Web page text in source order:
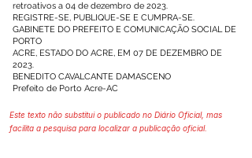
retroativos a 04 de dezembro de 2023.
REGISTRE-SE, PUBLIQUE-SE E CUMPRA-SE.
GABINETE DO PREFEITO E COMUNICAÇÃO SOCIAL DE
PORTO
ACRE, ESTADO DO ACRE, EM 07 DE DEZEMBRO DE
2023.
BENEDITO CAVALCANTE DAMASCENO
Prefeito de Porto Acre-AC
Este texto não substitui o publicado no Diário Oficial, mas
facilita a pesquisa para localizar a publicação oficial.